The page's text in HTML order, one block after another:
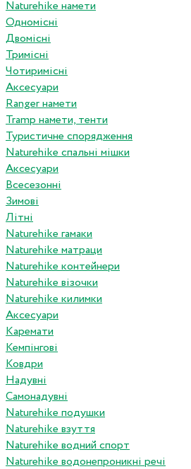
Naturehike намети
Одномісні
Двомісні
Тримісні
Чотиримісні
Аксесуари
Ranger намети
Tramp намети, тенти
Туристичне спорядження
Naturehike спальні мішки
Аксесуари
Всесезонні
Зимові
Літні
Naturehike гамаки
Naturehike матраци
Naturehike контейнери
Naturehike візочки
Naturehike килимки
Аксесуари
Каремати
Кемпінгові
Ковдри
Надувні
Самонадувні
Naturehike подушки
Naturehike взуття
Naturehike водний спорт
Naturehike водонепроникні речі